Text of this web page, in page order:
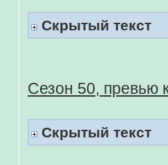
Скрытый текст
Сезон 50, превью
Скрытый текст